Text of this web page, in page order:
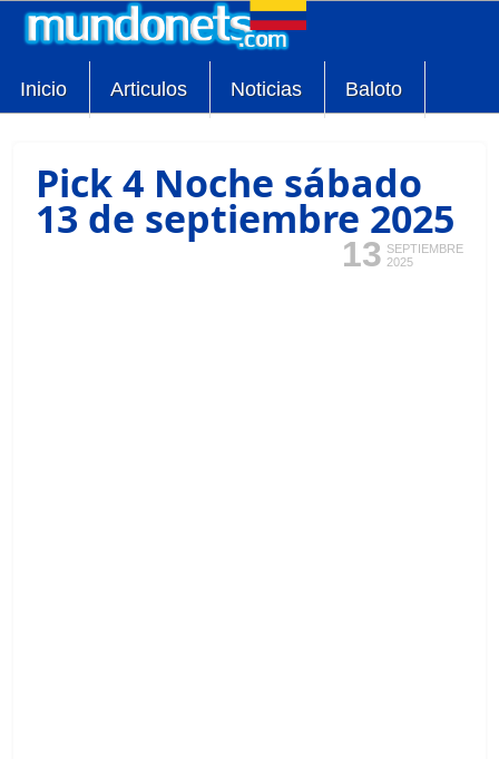
Inicio Articulos Noticias Baloto
Pick 4 Noche sábado
13 de septiembre 2025
13 SEPTIEMBRE
2025